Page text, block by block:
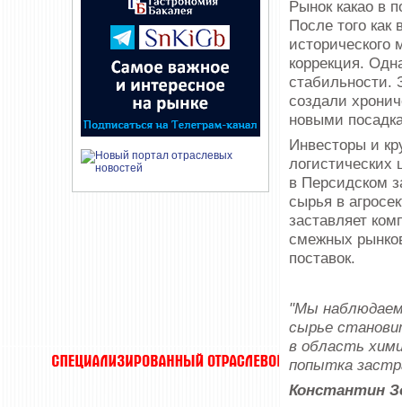
Рынок какао в
После того как
коррекция.
стабильности.
создали
новыми
Инвесторы и
логистических
в Персидском
сырья в
заставляет
смежных
поставок.
"Мы наблюдаем
сырье
в область
попытка
Константин